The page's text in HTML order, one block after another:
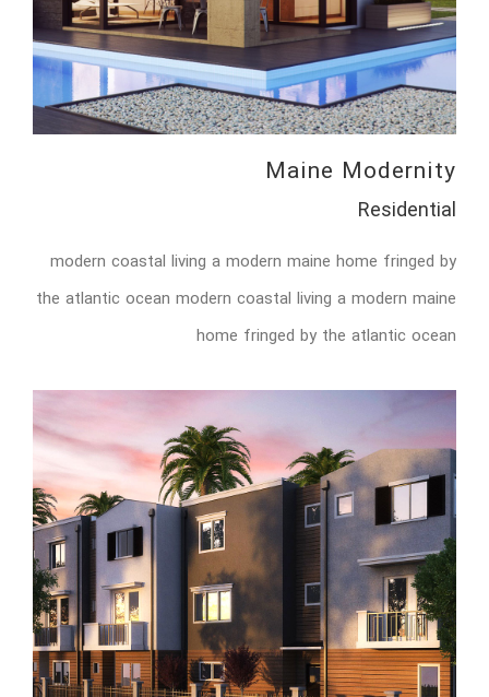
Maine Modernity
Residential
modern coastal living a modern maine home fringed by
the atlantic ocean modern coastal living a modern maine
home fringed by the atlantic ocean